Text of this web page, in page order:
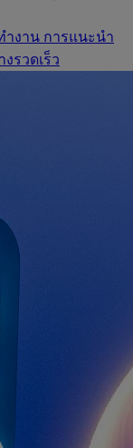
ำงาน การแนะนำ
รวดเร็ว